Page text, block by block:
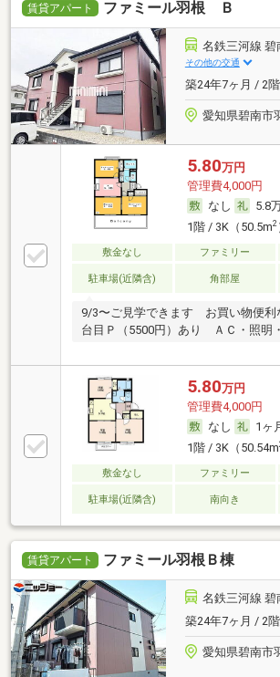
賃貸アパート ファミール羽根 Ｂ
名鉄三河線 碧
その他の交通
築24年7ヶ月 / 2
愛知県碧南市
5.80万円
管理費4,000円
なし
5.8
1階 / 3K（50.5m2
敷金なし ファミリー
駐車場(近隣含) 角部屋
9/3〜ご見学できます お買い物便
台目Ｐ（5500円）あり ＡＣ・照明
5.80万円
管理費4,000円
なし
1ヶ
1階 / 3K（50.54m
敷金なし ファミリー
駐車場(近隣含) 南向き
賃貸アパート ファミール羽根Ｂ棟
名鉄三河線 碧
築24年7ヶ月 / 2
愛知県碧南市